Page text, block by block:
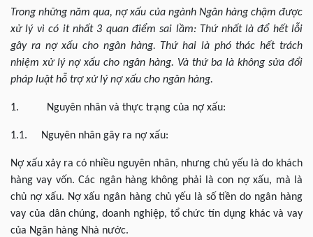
Trong những năm qua, nợ xấu của ngành Ngân hàng chậm được
xử lý vì có it nhất 3 quan điểm sai lầm: Thứ nhất là đổ hết lỗi
gây ra nợ xấu cho ngân hàng. Thứ hai là phó thác hết trách
nhiệm xử lý nợ xấu cho ngân hàng. Và thứ ba là không sửa đổi
pháp luật hỗ trợ xử lý nợ xấu cho ngân hàng.
1. Nguyên nhân và thực trạng của nợ xấu:
1.1. Nguyên nhân gây ra nợ xấu:
Nợ xấu xảy ra có nhiều nguyên nhân, nhưng chủ yếu là do khách
hàng vay vốn. Các ngân hàng không phải là con nợ xấu, mà là
chủ nợ xấu. Nợ xấu ngân hàng chủ yếu là số tiền do ngân hàng
vay của dân chúng, doanh nghiệp, tổ chức tín dụng khác và vay
của Ngân hàng Nhà nước.